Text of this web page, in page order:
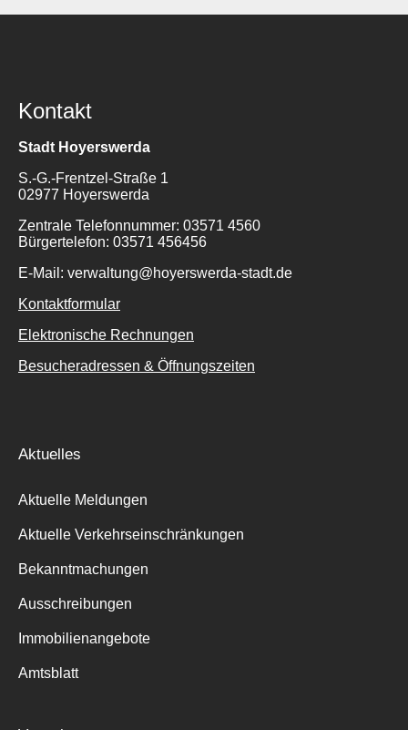
Kontakt
Stadt Hoyerswerda
S.-G.-Frentzel-Straße 1
02977 Hoyerswerda
Zentrale Telefonnummer: 03571 4560
Bürgertelefon: 03571 456456
E-Mail: verwaltung@hoyerswerda-stadt.de
Kontaktformular
Elektronische Rechnungen
Besucheradressen & Öffnungszeiten
Aktuelles
Aktuelle Meldungen
Aktuelle Verkehrseinschränkungen
Bekanntmachungen
Ausschreibungen
Immobilienangebote
Amtsblatt